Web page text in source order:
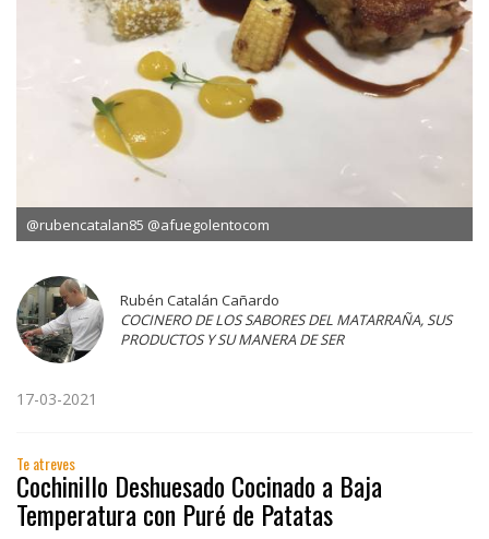
@rubencatalan85 @afuegolentocom
Rubén Catalán Cañardo
COCINERO DE LOS SABORES DEL MATARRAÑA, SUS
PRODUCTOS Y SU MANERA DE SER
17-03-2021
Te atreves
Cochinillo Deshuesado Cocinado a Baja
Temperatura con Puré de Patatas